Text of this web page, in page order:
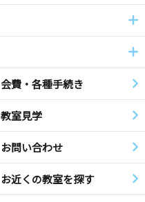
会費・各種手続き
教室見学
お問い合わせ
お近くの教室を探す